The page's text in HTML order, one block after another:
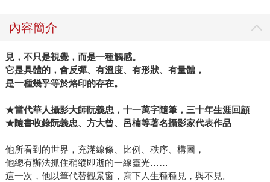
內容簡介
見，不只是視覺，而是一種觸感。
它是具體的，會反彈、有溫度、有形狀、有量體，
是一種幾乎等於烙印的存在。
★當代華人攝影大師阮義忠，十一萬字隨筆，三十年生涯回顧
★隨書收錄阮義忠、方大曾、呂楠等著名攝影家代表作品
他所看到的世界，充滿線條、比例、秩序、構圖，
他總有辦法抓住稍縱即逝的一線靈光……
這一次，他以筆代替觀景窗，寫下人生種種見，與不見。